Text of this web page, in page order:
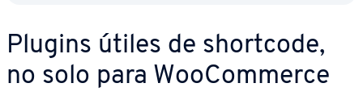
Plugins útiles de shortcode,
no solo para Woo­Co­m­me­r­ce